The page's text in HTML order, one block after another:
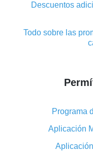
Descuentos
Todo sobre las
Qué es el
Dónde
En qué consiste
AliExpress
Reembolso desde
Programa
Aplicación